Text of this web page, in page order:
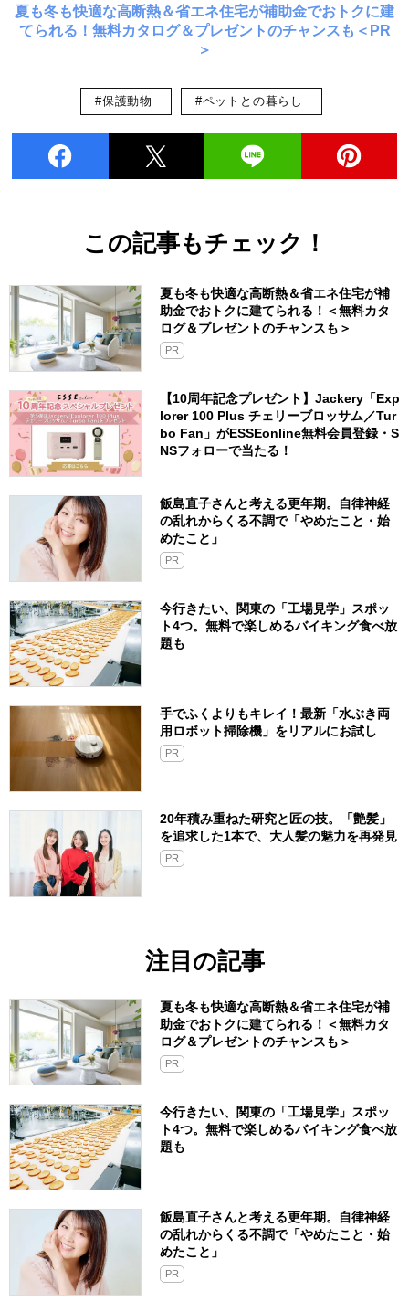
夏も冬も快適な高断熱＆省エネ住宅が補助金でおトクに建
てられる！無料カタログ＆プレゼントのチャンスも＜PR
＞
#保護動物 #ペットとの暮らし
この記事もチェック！
夏も冬も快適な高断熱＆省エネ住宅が補
助金でおトクに建てられる！＜無料カタ
ログ＆プレゼントのチャンスも＞
PR
【10周年記念プレゼント】Jackery「Exp
lorer 100 Plus チェリーブロッサム／Tur
bo Fan」がESSEonline無料会員登録・S
NSフォローで当たる！
飯島直子さんと考える更年期。自律神経
の乱れからくる不調で「やめたこと・始
めたこと」
PR
今行きたい、関東の「工場見学」スポッ
ト4つ。無料で楽しめるバイキング食べ放
題も
手でふくよりもキレイ！最新「水ぶき両
用ロボット掃除機」をリアルにお試し
PR
20年積み重ねた研究と匠の技。「艶髪」
を追求した1本で、大人髪の魅力を再発見
PR
注目の記事
夏も冬も快適な高断熱＆省エネ住宅が補
助金でおトクに建てられる！＜無料カタ
ログ＆プレゼントのチャンスも＞
PR
今行きたい、関東の「工場見学」スポッ
ト4つ。無料で楽しめるバイキング食べ放
題も
飯島直子さんと考える更年期。自律神経
の乱れからくる不調で「やめたこと・始
めたこと」
PR